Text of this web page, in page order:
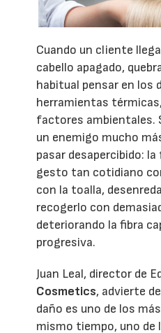
Cuando un cliente
cabello apagado,
habitual pensar en los
herramientas
factores ambientales.
un enemigo mucho
pasar desapercibido:
gesto tan cotidiano
con la toalla,
recogerlo con
deteriorando la fibra
progresiva.
Juan Leal, director de
Cosmetics, advierte
daño es uno de los
mismo tiempo, uno de